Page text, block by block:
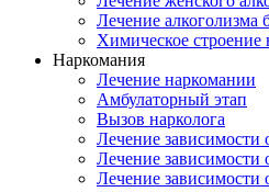
Лечение алкоголизма
Химическое строение
Наркомания
Лечение наркомании
Амбулаторный этап
Вызов нарколога
Лечение зависимости
Лечение зависимости
Лечение зависимости